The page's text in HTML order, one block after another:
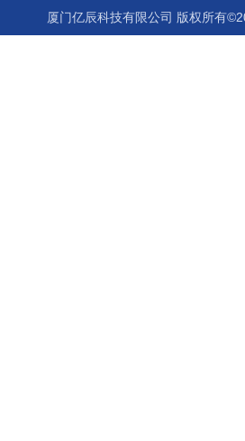
厦门亿辰科技有限公司 版权所有